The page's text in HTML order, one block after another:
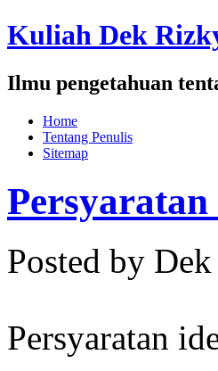
Kuliah Dek
Ilmu pengetahuan
Home
Tentang Penulis
Sitemap
Posted by
Persyaratan